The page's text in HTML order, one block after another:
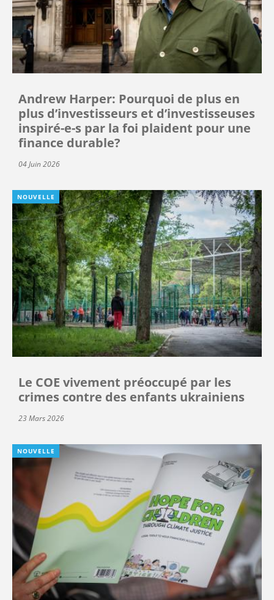
Andrew Harper: Pourquoi de plus en
plus d’investisseurs et d’investisseuses
inspiré-e-s par la foi plaident pour une
finance durable?
04 Juin 2026
NOUVELLE
Le COE vivement préoccupé par les
crimes contre des enfants ukrainiens
23 Mars 2026
NOUVELLE